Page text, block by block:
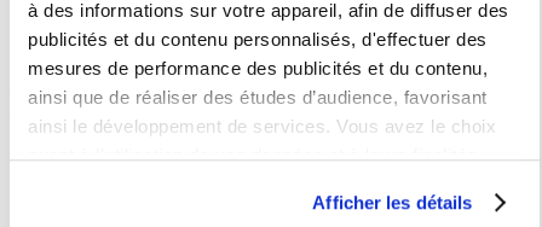
à des informations sur votre appareil, afin de diffuser des
publicités et du contenu personnalisés, d'effectuer des
mesures de performance des publicités et du contenu,
ainsi que de réaliser des études d’audience, favorisant
ainsi le développement de services. Vous avez le choix
quant à l'utilisation de vos données et à leurs finalités.
moment en consultant la Déclaration relative aux cookies
Afficher les détails
1 à 8 joueurs | 15 min
biens se voient contraints d'aller dérober au Magic Maze - le centre
commercial du coin -, l'équipement nécessaire pour leur prochaine
aventure. Coopérez sans parler, avec un temps limité !